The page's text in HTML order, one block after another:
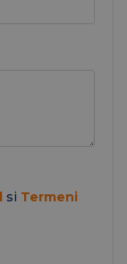
si Termeni